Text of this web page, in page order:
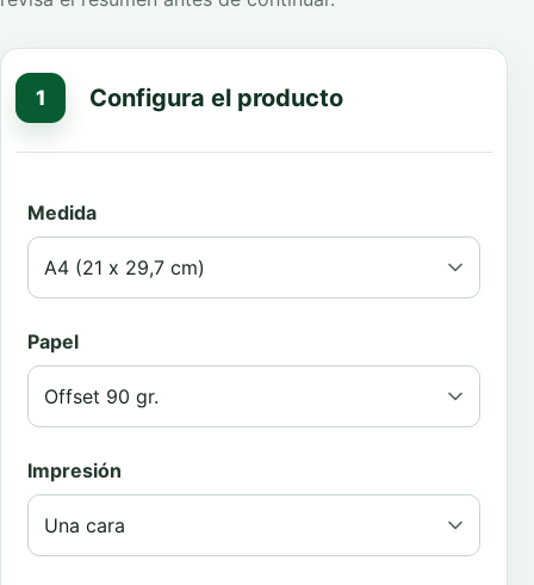
1 Configura el producto
Medida
Papel
Impresión